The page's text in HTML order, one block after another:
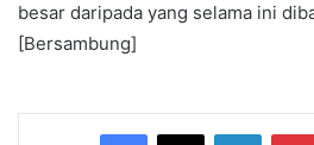
besar daripada yang selama ini
[Bersambung]
Facebook
X